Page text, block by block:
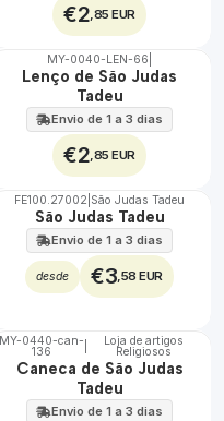
€2 ,85 EUR
🇵🇹
MY-0040-LEN-66
Lenço de São Judas
Tadeu
Envio de 1 a 3 dias
€2 ,85 EUR
FE100.27002 São Judas Tadeu
São Judas Tadeu
Envio de 1 a 3 dias
desde €3 ,58 EUR
🇵🇹
100%
MY-0440-can-
136
Loja de artigos
Religiosos
Caneca de São Judas
Tadeu
Envio de 1 a 3 dias